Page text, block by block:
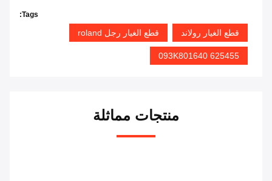
Tags:
قطع الغيار رولاند قطع الغيار رجل roland
625455 093K801640
منتجات مماثلة